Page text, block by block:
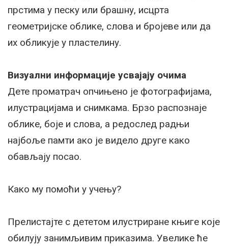
прстима у песку или брашну, исцрта
геометријске облике, слова и бројеве или да
их обликује у пластелину.
Визуални информације усвајају очима
Дете проматрач опчињено је фотографијама,
илустрацијама и снимкама. Брзо распознаје
облике, боје и слова, а редослед радњи
најбоље памти ако је видело друге како
обављају посао.
Како му помоћи у учењу?
Прелистајте с дететом илустриране књиге које
обилују занимљивим приказима. Увелике ће